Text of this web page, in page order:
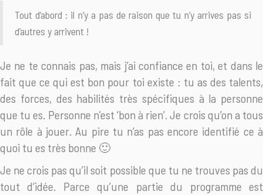
Tout d’abord : il n’y a pas de raison que tu n’y arrives pas si
d’autres y arrivent !
Je ne te connais pas, mais j’ai confiance en toi, et dans le
fait que ce qui est bon pour toi existe : tu as des talents,
des forces, des habilités très spécifiques à la personne
que tu es. Personne n’est ‘bon à rien’. Je crois qu’on a tous
un rôle à jouer. Au pire tu n’as pas encore identifié ce à
quoi tu es très bonne 🙂
Je ne crois pas qu’il soit possible que tu ne trouves pas du
tout d’idée. Parce qu’une partie du programme est